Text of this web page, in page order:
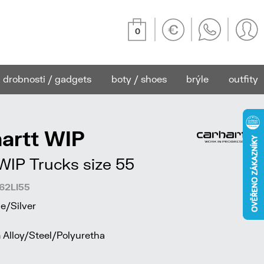
0
drobnosti / gadgets boty / shoes brýle outfity
WIP
Trucks size 55
Silver
Steel/Polyuretha